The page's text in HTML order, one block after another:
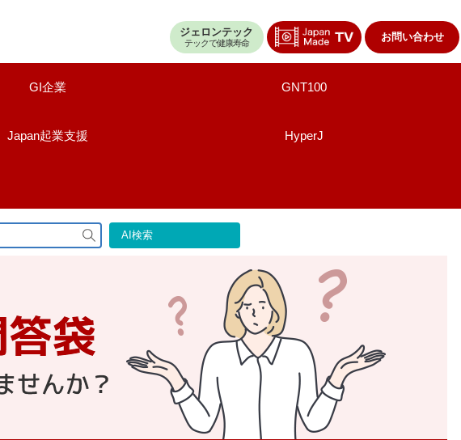
ジェロンテック
テックで健康寿命 お問い合わせ
GI企業 GNT100
Japan起業支援 HyperJ
検
索
AI検索